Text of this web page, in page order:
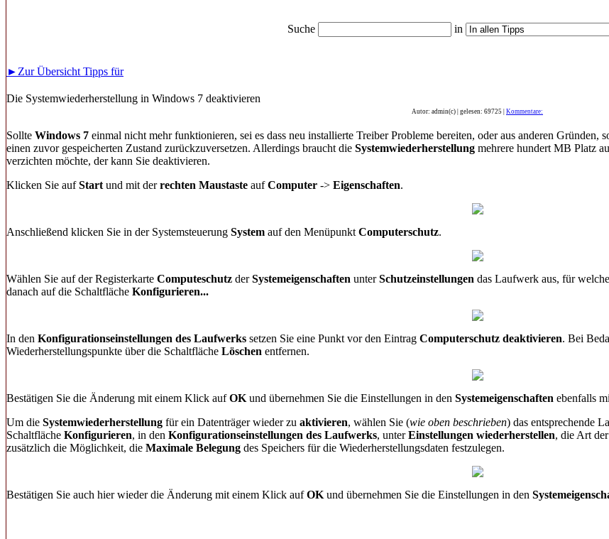
Suche in
►Zur Übersicht Tipps für
Die Systemwiederherstellung in Windows 7 deaktivieren
Autor: admin(c) | gelesen: 69725 | Kommentare:
Sollte Windows 7 einmal nicht mehr funktionieren, sei es dass neu installierte Treiber Probleme bereiten, oder aus anderen Gründen,
einen zuvor gespeicherten Zustand zurückzuversetzen. Allerdings braucht die Systemwiederherstellung mehrere hundert MB Platz
verzichten möchte, der kann Sie deaktivieren.
Klicken Sie aufStart und mit derrechten Maustaste aufComputer -> Eigenschaften.
Anschließend klicken Sie in der Systemsteuerung System auf den Menüpunkt Computerschutz.
Wählen Sie auf der Registerkarte Computeschutz derSystemeigenschaften unterSchutzeinstellungen das Laufwerk aus, für
danach auf die Schaltfläche Konfigurieren...
In den Konfigurationseinstellungen des Laufwerks setzen Sie eine Punkt vor den Eintrag Computerschutz deaktivieren. Bei
Wiederherstellungspunkte über die Schaltfläche Löschen entfernen.
Bestätigen Sie die Änderung mit einem Klick aufOK und übernehmen Sie die Einstellungen in den Systemeigenschaften ebenfalls
Um die Systemwiederherstellung für ein Datenträger wieder zu aktivieren, wählen Sie (wie oben beschrieben) das entsprechende
Schaltfläche Konfigurieren, in den Konfigurationseinstellungen des Laufwerks, unterEinstellungen wiederherstellen, die Art
zusätzlich die Möglichkeit, die Maximale Belegung des Speichers für die Wiederherstellungsdaten festzulegen.
Bestätigen Sie auch hier wieder die Änderung mit einem Klick aufOK und übernehmen Sie die Einstellungen in den